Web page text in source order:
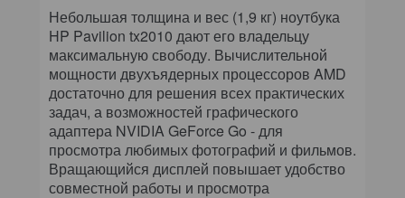
Небольшая толщина и вес (1,9 кг) ноутбука
HP Pavilion tx2010 дают его владельцу
максимальную свободу. Вычислительной
мощности двухъядерных процессоров AMD
достаточно для решения всех практических
задач, а возможностей графического
адаптера NVIDIA GeForce Go - для
просмотра любимых фотографий и фильмов.
Вращающийся дисплей повышает удобство
совместной работы и просмотра